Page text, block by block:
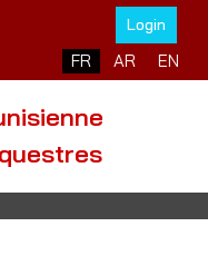
Login
Sélectionnez votre
FR AR EN